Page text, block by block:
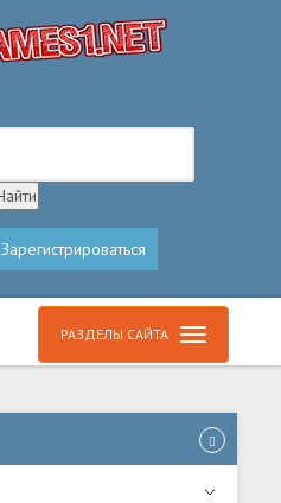
Зарегистрироваться
РАЗДЕЛЫ САЙТА